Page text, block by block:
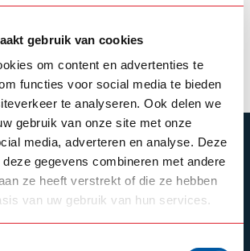
gebruik van cookies
om content en advertenties te
functies voor social media te bieden
te analyseren. Ook delen we
gebruik van onze site met onze
media, adverteren en analyse. Deze
gegevens combineren met andere
ze heeft verstrekt of die ze hebben
van uw gebruik van hun services.
OUR NEWSLETTER
with our latest offers